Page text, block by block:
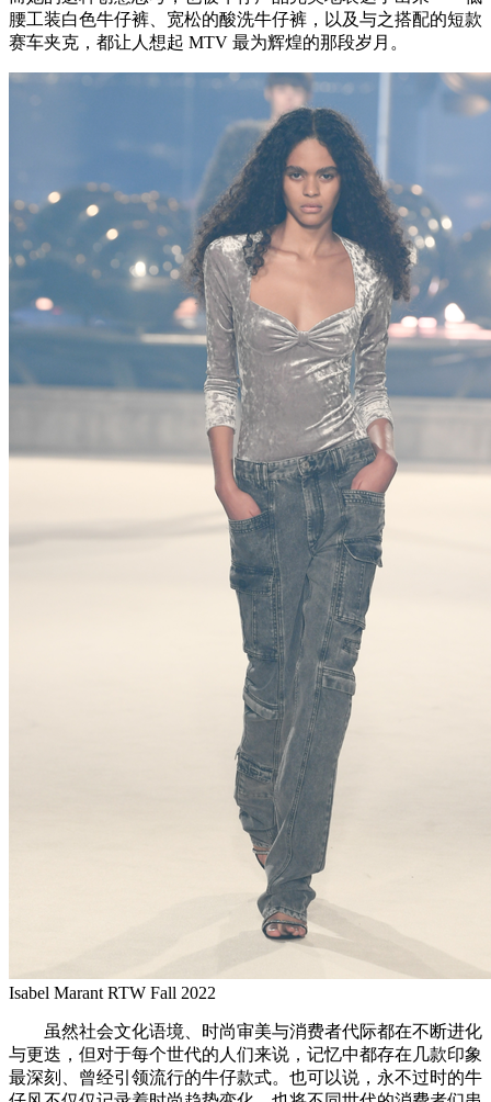
腰工装白色牛仔裤、宽松的酸洗牛仔裤，以及与之搭配的短款
赛车夹克，都让人想起 MTV 最为辉煌的那段岁月。
Isabel Marant RTW Fall 2022
虽然社会文化语境、时尚审美与消费者代际都在不断进化
与更迭，但对于每个世代的人们来说，记忆中都存在几款印象
最深刻、曾经引领流行的牛仔款式。也可以说，永不过时的牛